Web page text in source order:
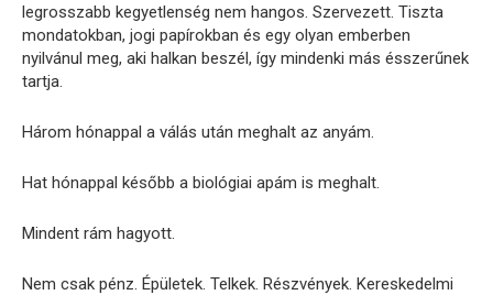
legrosszabb kegyetlenség nem hangos. Szervezett. Tiszta
mondatokban, jogi papírokban és egy olyan emberben
nyilvánul meg, aki halkan beszél, így mindenki más ésszerűnek
tartja.
Három hónappal a válás után meghalt az anyám.
Hat hónappal később a biológiai apám is meghalt.
Mindent rám hagyott.
Nem csak pénz. Épületek. Telkek. Részvények. Kereskedelmi